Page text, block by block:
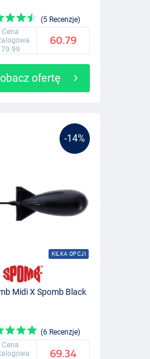
(5 Recenzje)
Cena
79.99
60.79
ofertę
-14%
KILKA OPCJI
Midi X Spomb Black
(6 Recenzje)
Cena
69.34